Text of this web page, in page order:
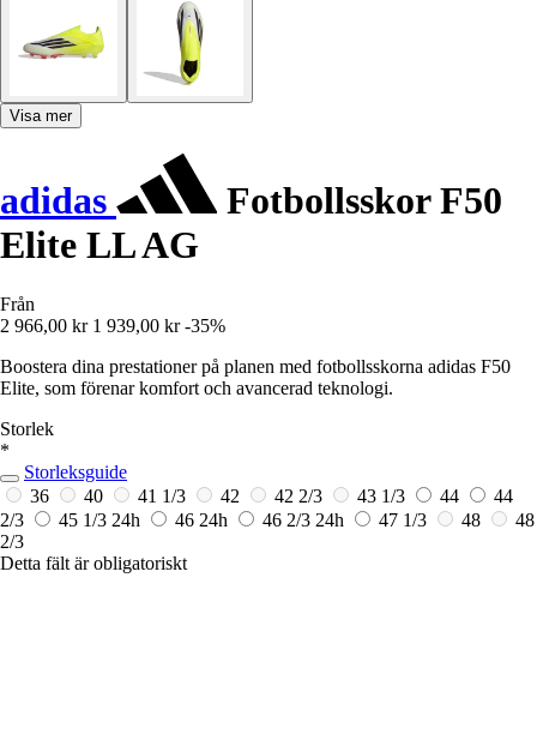
Visa mer
adidas
Fotbollsskor F50
Elite LL AG
Från
2 966,00 kr 1 939,00 kr -35%
Boostera dina prestationer på planen med fotbollsskorna adidas F50
Elite, som förenar komfort och avancerad teknologi.
Storlek
*
Storleksguide
36
40 41 1/3 42 42 2/3 43 1/3 44
44
2/3
45 1/3 24h 46 24h 46 2/3 24h 47 1/3 48
48
2/3
Detta fält är obligatoriskt